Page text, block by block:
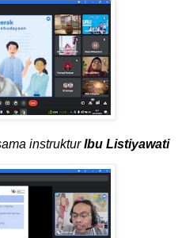
instruktur Ibu Listiyawati